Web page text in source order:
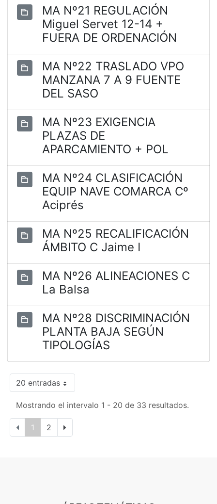
MA Nº21 REGULACIÓN
Miguel Servet 12-14 +
FUERA DE ORDENACIÓN
MA Nº22 TRASLADO VPO
MANZANA 7 A 9 FUENTE
DEL SASO
MA Nº23 EXIGENCIA
PLAZAS DE
APARCAMIENTO + POL
MA Nº24 CLASIFICACIÓN
EQUIP NAVE COMARCA Cº
Aciprés
MA Nº25 RECALIFICACIÓN
ÁMBITO C Jaime I
MA Nº26 ALINEACIONES C
La Balsa
MA Nº28 DISCRIMINACIÓN
PLANTA BAJA SEGÚN
TIPOLOGÍAS
20 entradas
Mostrando el intervalo 1 - 20 de 33 resultados.
1 2